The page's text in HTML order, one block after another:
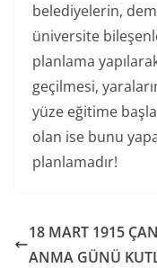
belediyelerin,
üniversite
planlama
geçilmesi,
yüze eğitime
olan ise bunu
planlamadır!
18 MART 1915
ANMA GÜNÜ